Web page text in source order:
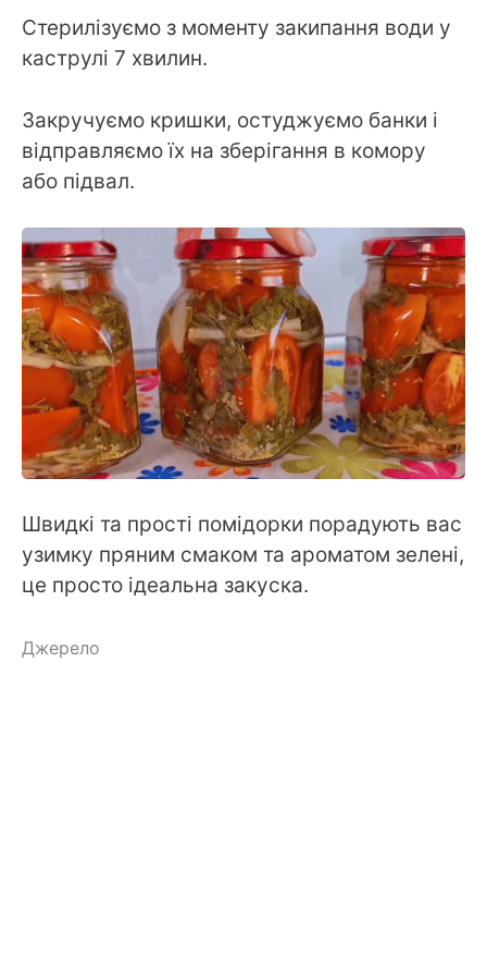
Стерилізуємо з моменту закипання води у
каструлі 7 хвилин.
Закручуємо кришки, остуджуємо банки і
відправляємо їх на зберігання в комору
або підвал.
Швидкі та прості помідорки порадують вас
узимку пряним смаком та ароматом зелені,
це просто ідеальна закуска.
Джерело